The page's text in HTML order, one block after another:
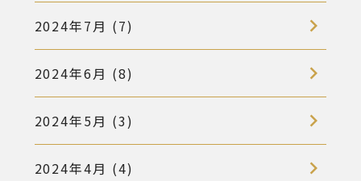
2024年7月 (7)
2024年6月 (8)
2024年5月 (3)
2024年4月 (4)